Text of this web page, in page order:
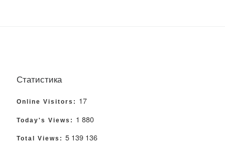
Статистика
Online Visitors: 17
Today's Views: 1 880
Total Views: 5 139 136